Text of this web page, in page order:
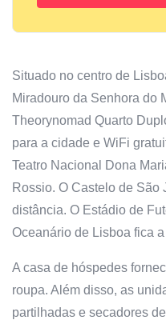
Situado no centro de
Miradouro da Senhora do
Theorynomad Quarto
para a cidade e WiFi
Teatro Nacional Dona
Rossio. O Castelo de São
distância. O Estádio de
Oceanário de Lisboa fica a
A casa de hóspedes
roupa. Além disso, as
partilhadas e secadores